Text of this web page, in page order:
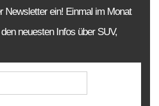
Newsletter ein! Einmal im Monat
neuesten Infos über SUV,